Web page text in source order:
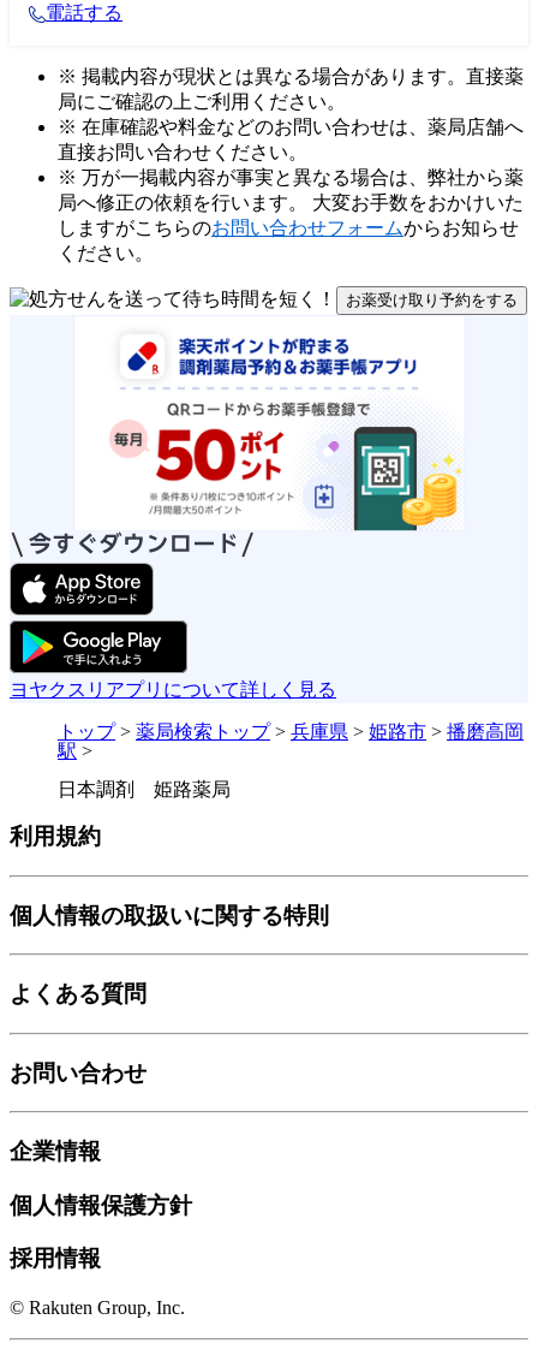
電話する
※ 掲載内容が現状とは異なる場合があります。直接薬
局にご確認の上ご利用ください。
※ 在庫確認や料金などのお問い合わせは、薬局店舗へ
直接お問い合わせください。
※ 万が一掲載内容が事実と異なる場合は、弊社から薬
局へ修正の依頼を行います。 大変お手数をおかけいた
しますがこちらのお問い合わせフォームからお知らせ
ください。
お薬受け取り予約をする
ヨヤクスリアプリについて詳しく見る
トップ> 薬局検索トップ> 兵庫県 > 姫路市 > 播磨高岡
駅 >
日本調剤 姫路薬局
利用規約
個人情報の取扱いに関する特則
よくある質問
お問い合わせ
企業情報
個人情報保護方針
採用情報
© Rakuten Group, Inc.